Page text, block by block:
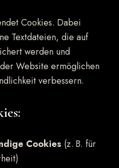
Cookies. Dabei
Textdateien, die auf
werden und
Website ermöglichen
verbessern.
Cookies (z. B. für